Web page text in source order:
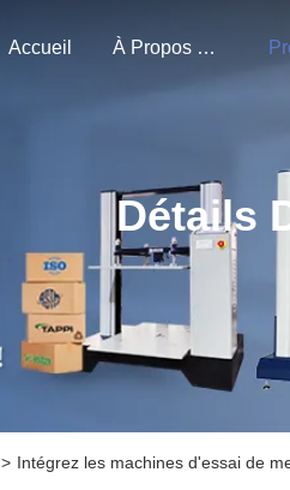
Accueil À Propos De Nous
Détails
> Intégrez les machines d'essai de